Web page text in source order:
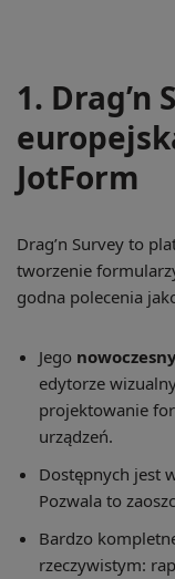
1. Drag’n
JotForm
Drag’n Survey to
tworzenie
godna polecenia
Jego
edytorze
projektowanie
urządzeń.
Dostępnych jest
Pozwala to
Bardzo
rzeczywistym: